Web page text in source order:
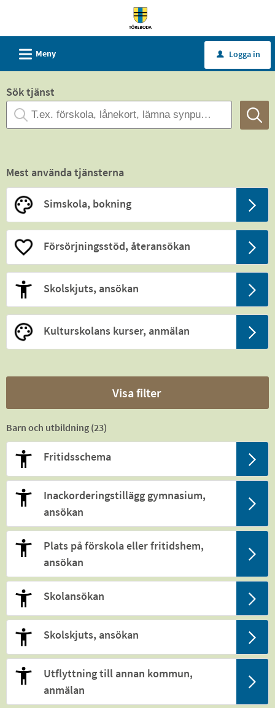
Töreboda
kommun
L Meny u Logga in
Sök tjänst
Mest använda tjänsterna
Simskola, bokning
Försörjningsstöd, återansökan
Skolskjuts, ansökan
Kulturskolans kurser, anmälan
Visa filter
Barn och utbildning (23)
Fritidsschema
Inackorderingstillägg gymnasium,
ansökan
Plats på förskola eller fritidshem,
ansökan
Skolansökan
Skolskjuts, ansökan
Utflyttning till annan kommun,
anmälan